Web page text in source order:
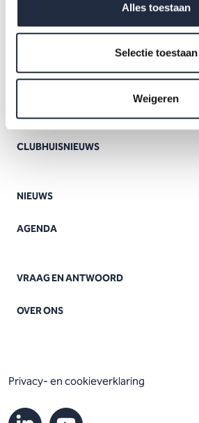
Alles toestaan
Selectie toestaan
Weigeren
SECTOREN & BRANCHES
AZW CLUBHUIS
CLUBHUISNIEUWS
NIEUWS
AGENDA
VRAAG EN ANTWOORD
OVER ONS
Privacy- en cookieverklaring